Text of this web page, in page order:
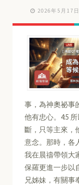
2026年5月17
事，為神奧祕事
他有忠心。4:5
斷，只等主來，
意念。那時，各
我在晨禱帶領大
保羅更進一步以
兄姊妹，有關事